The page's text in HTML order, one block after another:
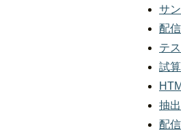
サ
配
テ
試
抽
配